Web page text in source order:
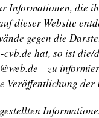
Informationen, die
dieser Website
gegen die
hat, so ist
zu
Veröffentlichung der